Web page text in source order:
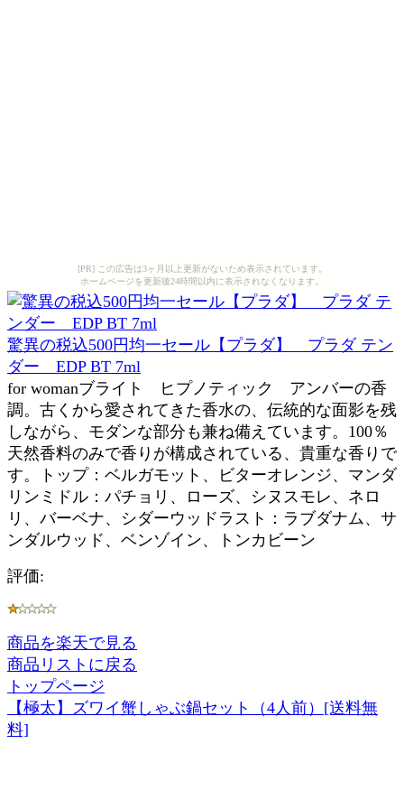
[PR] この広告は3ヶ月以上更新がないため表示されています。
ホームページを更新後24時間以内に表示されなくなります。
驚異の税込500円均一セール【プラダ】 プラダ テン
ダー EDP BT 7ml
for womanブライト ヒプノティック アンバーの香
調。古くから愛されてきた香水の、伝統的な面影を残
しながら、モダンな部分も兼ね備えています。100％
天然香料のみで香りが構成されている、貴重な香りで
す。トップ：ベルガモット、ビターオレンジ、マンダ
リンミドル：パチョリ、ローズ、シヌスモレ、ネロ
リ、バーベナ、シダーウッドラスト：ラブダナム、サ
ンダルウッド、ベンゾイン、トンカビーン
評価:
商品を楽天で見る
商品リストに戻る
トップページ
【極太】ズワイ蟹しゃぶ鍋セット（4人前）[送料無
料]